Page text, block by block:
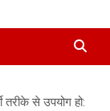
तरीके से उपयोग हो: